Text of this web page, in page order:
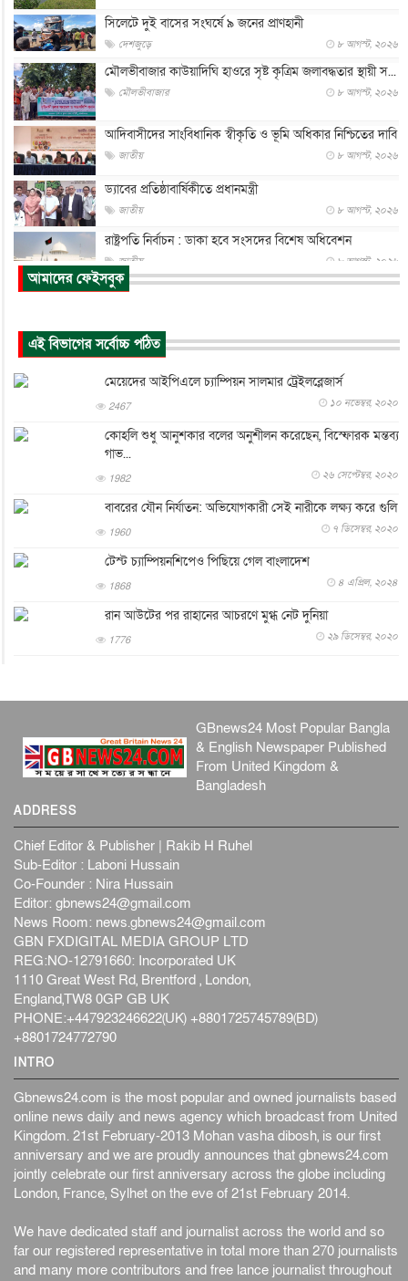
সিলেটে দুই বাসের সংঘর্ষে ৯ জনের প্রাণহানী
দেশজুড়ে ৮ আগস্ট, ২০২৬
মৌলভীবাজার কাউয়াদিঘি হাওরে সৃষ্ট কৃত্রিম জলাবদ্ধতার স্থায়ী স...
মৌলভীবাজার ৮ আগস্ট, ২০২৬
আদিবাসীদের সাংবিধানিক স্বীকৃতি ও ভূমি অধিকার নিশ্চিতের দাবি
জাতীয় ৮ আগস্ট, ২০২৬
ড্যাবের প্রতিষ্ঠাবার্ষিকীতে প্রধানমন্ত্রী
জাতীয় ৮ আগস্ট, ২০২৬
রাষ্ট্রপতি নির্বাচন : ডাকা হবে সংসদের বিশেষ অধিবেশন
জাতীয় ৮ আগস্ট, ২০২৬
প্রধানমন্ত্রীর সঙ্গে সাক্ষাতে খুদে শিল্পী অনুশ্রী রায়ের স্বপ...
পাকিস্তান-তুরস্কের সঙ্গে প্রতিরক্ষা চুক্তি সৌদি আরবকে কতটা ন...
৮ আগস্ট, ২০২৬
যুক্তরাজ্যে গ্রুমিং কেলেঙ্কারি : পাকিস্তানির অপরাধে অস্বস্তি...
আন্তর্জাতিক
বিরোধ কাটিয়ে কূটনৈতিক সম্পর্ক পুনঃস্থাপন করছে মেক্সিকো ও
পের...
আন্তর্জাতিক ৮ আগস্ট, ২০২৬
এবার ওটিটিতে মুক্তি পেল ‘মালিক’
রিয়ালকে ‘না’ বলা রদ্রির জন্য বার্সার কাছে কত চাইল ম্যানসিটি
শিল্পকলায় চলচ্চিত্র উৎসব, বিনা মূল্যে দেখা যাবে ৬ সিনেমা
৭ আগস্ট, ২০২৬
সিলেটের কন্যা মোহিনী রশিদ এনওয়াইপিডির উচ্চপদস্থ কর্মকর্তা
দেশজুড়ে
জাতীয়
ফের বন্যার আশঙ্কা, ১০ জেলায় সতর্কতা
জাতীয়
জুলাইয়ের কৃতিত্ব নেওয়ার জন্য সবাই প্রতিযোগিতায় নেমেছে :
স্বর...
জাতীয়
ফ্যাসিবাদবিরোধী আন্দোলনে হত্যাকাণ্ডের বিচার হবে স্বচ্ছ, নিরপ...
জাতীয়
আমাদের ফেইসবুক
এই বিভাগের সর্বোচ্চ পঠিত
মেয়েদের আইপিএলে চ্যাম্পিয়ন সালমার ট্রেইলব্লেজার্স
2467 ১০ নভেম্বর, ২০২০
কোহলি শুধু আনুশকার বলের অনুশীলন করেছেন, বিস্ফোরক মন্তব্য
গাভ...
1982 ২৬ সেপ্টেম্বর, ২০২০
বাবরের যৌন নির্যাতন: অভিযোগকারী সেই নারীকে লক্ষ্য করে গুলি
1960 ৭ ডিসেম্বর, ২০২০
টেস্ট চ্যাম্পিয়নশিপেও পিছিয়ে গেল বাংলাদেশ
1868 ৪ এপ্রিল, ২০২৪
রান আউটের পর রাহানের আচরণে মুগ্ধ নেট দুনিয়া
1776 ২৯ ডিসেম্বর, ২০২০
GBnews24 Most Popular Bangla
& English Newspaper Published
From United Kingdom &
Bangladesh
ADDRESS
Chief Editor & Publisher | Rakib H Ruhel
Sub-Editor : Laboni Hussain
Co-Founder : Nira Hussain
Editor: gbnews24@gmail.com
News Room: news.gbnews24@gmail.com
GBN FXDIGITAL MEDIA GROUP LTD
REG:NO-12791660: Incorporated UK
1110 Great West Rd, Brentford , London,
England,TW8 0GP GB UK
PHONE:+447923246622(UK) +8801725745789(BD)
+8801724772790
INTRO
Gbnews24.com is the most popular and owned journalists based
online news daily and news agency which broadcast from United
Kingdom. 21st February-2013 Mohan vasha dibosh, is our first
anniversary and we are proudly announces that gbnews24.com
jointly celebrate our first anniversary across the globe including
London, France, Sylhet on the eve of 21st February 2014.
We have dedicated staff and journalist across the world and so
far our registered representative in total more than 270 journalists
and many more contributors and free lance journalist throughout